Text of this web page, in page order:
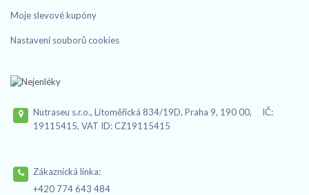
Moje slevové kupóny
Nastavení souborů cookies
Nutraseu s.r.o., Litoměřická 834/19D, Praha 9, 190 00, IČ:
19115415, VAT ID: CZ19115415
Zákaznická linka:
+420 774 643 484